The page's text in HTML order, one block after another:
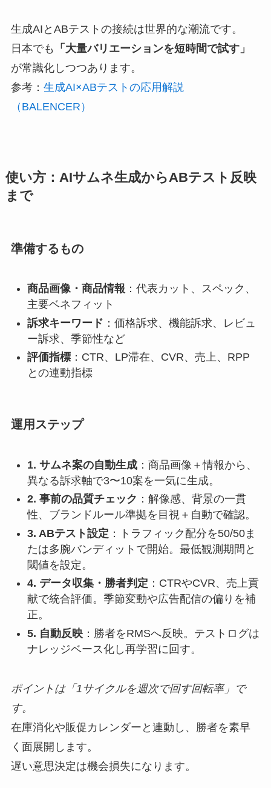
生成AIとABテストの接続は世界的な潮流です。
日本でも
「大量バリエーションを短時間で試す」
が常識化しつつあります。
参考： 生成AI×ABテストの応用解説
（BALENCER）
使い方：AIサムネ生成からABテスト反映
まで
準備するもの
商品画像・商品情報 ：代表カット、スペック、
主要ベネフィット
訴求キーワード ：価格訴求、機能訴求、レビュ
ー訴求、季節性など
評価指標：CTR、LP滞在、CVR、売上、RPP
との連動指標
運用ステップ
1. サムネ案の自動生成：商品画像＋情報から、
異なる訴求軸で3〜10案を一気に生成。
2. 事前の品質チェック ：解像感、背景の一貫
性、ブランドルール準拠を目視＋自動で確認。
3. ABテスト設定 ：トラフィック配分を50/50ま
たは多腕バンディットで開始。最低観測期間と
閾値を設定。
4. データ収集・勝者判定 ：CTRやCVR、売上貢
献で統合評価。季節変動や広告配信の偏りを補
正。
5. 自動反映：勝者をRMSへ反映。テストログは
ナレッジベース化し再学習に回す。
ポイントは「1サイクルを週次で回す回転率」で
す。
在庫消化や販促カレンダーと連動し、勝者を素早
く面展開します。
遅い意思決定は機会損失になります。